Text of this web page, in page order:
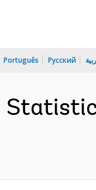
Português Русский